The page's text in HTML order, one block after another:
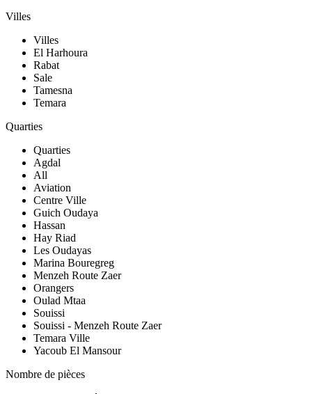
Villes
Villes
El Harhoura
Rabat
Sale
Tamesna
Temara
Quarties
Quarties
Agdal
All
Aviation
Centre Ville
Guich Oudaya
Hassan
Hay Riad
Les Oudayas
Marina Bouregreg
Menzeh Route Zaer
Orangers
Oulad Mtaa
Souissi
Souissi - Menzeh Route Zaer
Temara Ville
Yacoub El Mansour
Nombre de pièces